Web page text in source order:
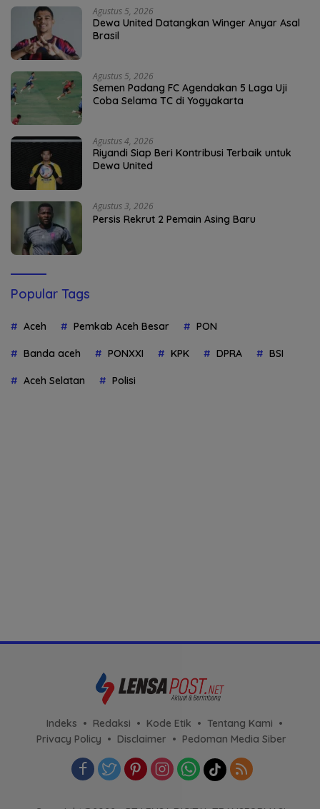
Agustus 5, 2026
Dewa United Datangkan Winger Anyar Asal
Brasil
Agustus 5, 2026
Semen Padang FC Agendakan 5 Laga Uji
Coba Selama TC di Yogyakarta
Agustus 4, 2026
Riyandi Siap Beri Kontribusi Terbaik untuk
Dewa United
Agustus 3, 2026
Persis Rekrut 2 Pemain Asing Baru
Popular Tags
Aceh Pemkab Aceh Besar PON
Banda aceh PONXXI KPK DPRA BSI
Aceh Selatan Polisi
Indeks Redaksi Kode Etik
Tentang Kami
Privacy Policy
Disclaimer Pedoman Media Siber